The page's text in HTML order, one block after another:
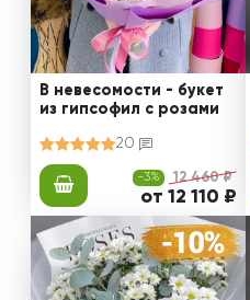
В невесомости - букет
из гипсофил с розами
20
-3% 12 460 ₽
от 12 110 ₽